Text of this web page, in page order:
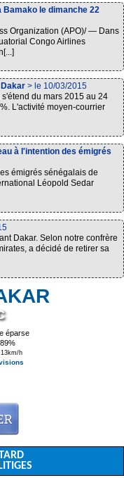
le dimanche 22
Organization (APO)/ — Dans
Congo Airlines
> le 10/03/2015
du mars 2015 au 24
L'activité moyen-courrier
à l'intention des émigrés
émigrés sénégalais de
Léopold Sedar
Dakar. Selon notre confrère
a décidé de retirer sa
éparse
h